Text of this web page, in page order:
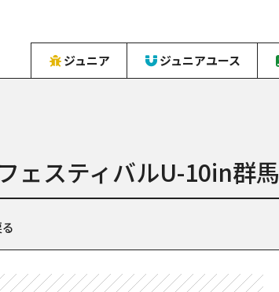
ジュニア ジュニアユース
ェスティバルU-10in群馬